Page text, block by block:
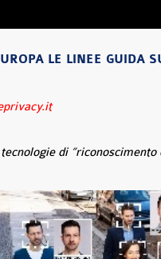
LE LINEE GUIDA
di “riconoscimento